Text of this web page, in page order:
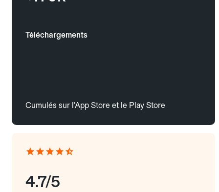
Téléchargements
Cumulés sur l'App Store et le Play Store
4.7/5